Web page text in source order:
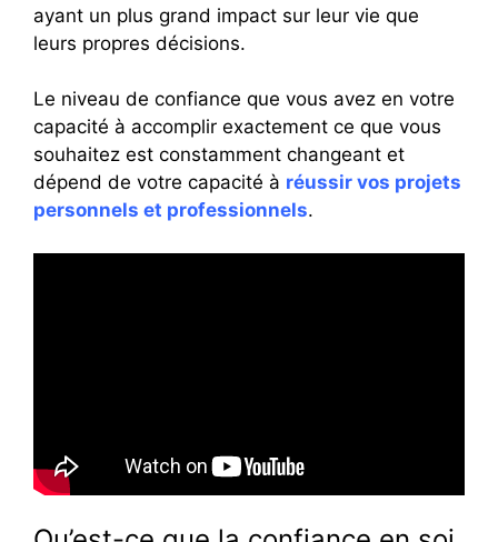
ayant un plus grand impact sur leur vie que
leurs propres décisions.
Le niveau de confiance que vous avez en votre
capacité à accomplir exactement ce que vous
souhaitez est constamment changeant et
dépend de votre capacité à réussir vos projets
personnels et professionnels.